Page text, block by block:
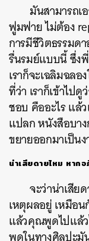
มันสามารถเ
ฟูมฟาย ไม่ต้อง
การมีชีวิตธรรมด
รื่นรมย์แบบนี้ ซึ่ง
เราก็จะเฉลิมฉล
ที่ว่า เราก็เข้าไ
ชอบ คืออะไร แล้
แปลก หนังสือบา
ขยายออกมาเป็น
น่าเสียดายไหม หาก
จะว่าน่าเสีย
เหตุผลอยู่ เหมือ
แล้วคุณพูดไปแล้